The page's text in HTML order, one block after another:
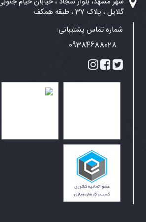
گلایل ، پلاک 37 ، طبقه همکف
شماره تماس پشتیبانی:
09384688028